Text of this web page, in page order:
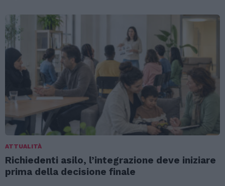
ATTUALITÀ
Richiedenti asilo, l’integrazione deve iniziare
prima della decisione finale